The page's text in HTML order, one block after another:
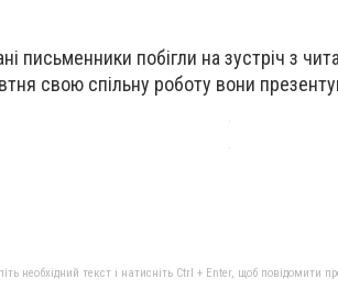
письменники побігли на зустріч з
свою спільну роботу вони
необхідний текст і натисніть Ctrl + Enter, щоб повідомити